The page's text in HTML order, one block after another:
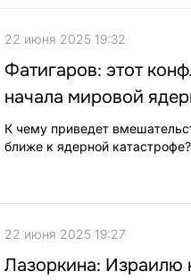
22 июня 2025 19:32
Фатигаров: этот
начала мировой
К чему приведет
ближе к ядерной
22 июня 2025 19:27
Лазоркина: Израилю